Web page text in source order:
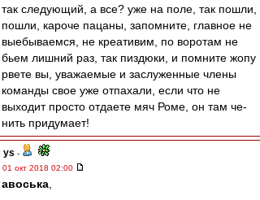
так следующий, а все? уже на поле, так пошли,
пошли, кароче пацаны, запомните, главное не
выебываемся, не креативим, по воротам не
бьем лишний раз, так пиздюки, и помните жопу
рвете вы, уважаемые и заслуженные члены
команды свое уже отпахали, если что не
выходит просто отдаете мяч Роме, он там че-
нить придумает!
ys -
01 окт 2018 02:00
авоська